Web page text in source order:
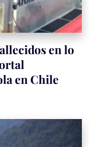
en lo
en Chile